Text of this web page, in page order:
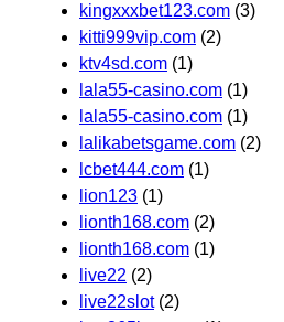
kingxxxbet123.com (3)
kitti999vip.com (2)
ktv4sd.com (1)
lala55-casino.com (1)
lala55-casino.com (1)
lalikabetsgame.com (2)
lcbet444.com (1)
lion123 (1)
lionth168.com (2)
lionth168.com (1)
live22 (2)
live22slot(2)